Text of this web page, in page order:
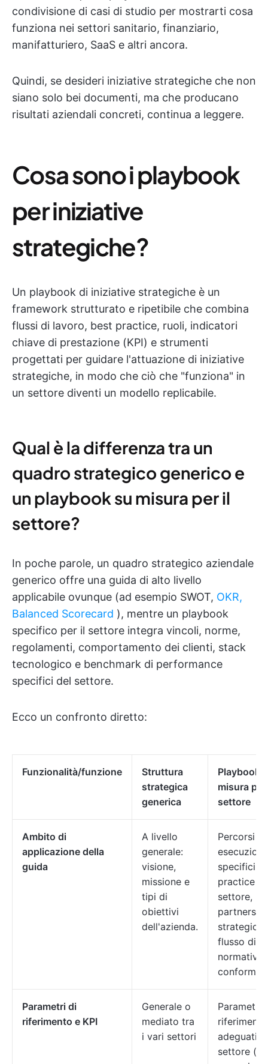
condivisione di casi di studio per mostrarti cosa
funziona nei settori sanitario, finanziario,
manifatturiero, SaaS e altri ancora.
Quindi, se desideri iniziative strategiche che non
siano solo bei documenti, ma che producano
risultati aziendali concreti, continua a leggere.
Cosa sono i playbook
per iniziative
strategiche?
Un playbook di iniziative strategiche è un
framework strutturato e ripetibile che combina
flussi di lavoro, best practice, ruoli, indicatori
chiave di prestazione (KPI) e strumenti
progettati per guidare l'attuazione di iniziative
strategiche, in modo che ciò che "funziona" in
un settore diventi un modello replicabile.
Qual è la differenza tra un
quadro strategico generico e
un playbook su misura per il
settore?
In poche parole, un quadro strategico aziendale
generico offre una guida di alto livello
applicabile ovunque (ad esempio SWOT, OKR,
Balanced Scorecard ), mentre un playbook
specifico per il settore integra vincoli, norme,
regolamenti, comportamento dei clienti, stack
tecnologico e benchmark di performance
specifici del settore.
Ecco un confronto diretto:
Funzionalità/funzione
Struttura
strategica
generica
Playbook
misura
settore
Ambito di
applicazione della
guida
A livello
generale:
visione,
missione e
tipi di
obiettivi
dell'azienda.
Percorsi di
esecuzione
specifici,
practice di
settore,
flusso di
normativo
conformità
Parametri di
riferimento e KPI
Generale o
mediato tra
i vari settori
Parametri
riferimento
adeguati
settore (ad